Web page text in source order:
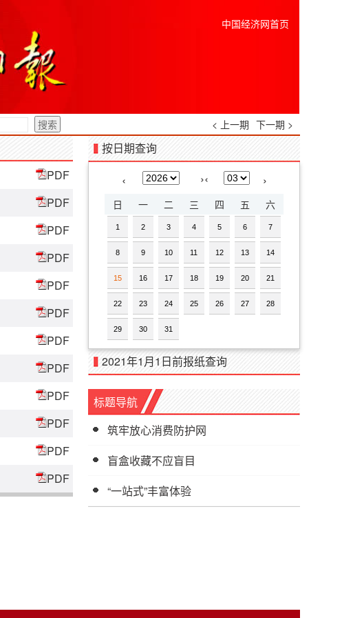
中国经济网首页
< 上一期 下一期 >
PDF
PDF
PDF
PDF
PDF
PDF
PDF
PDF
PDF
PDF
PDF
PDF
按日期查询
‹ ›‹ ›
日 一 二 三 四 五 六
1 2 3 4 5 6 7
8 9 10 11 12 13 14
15 16 17 18 19 20 21
22 23 24 25 26 27 28
29 30 31
2021年1月1日前报纸查询
标题导航
筑牢放心消费防护网
盲盒收藏不应盲目
“一站式”丰富体验